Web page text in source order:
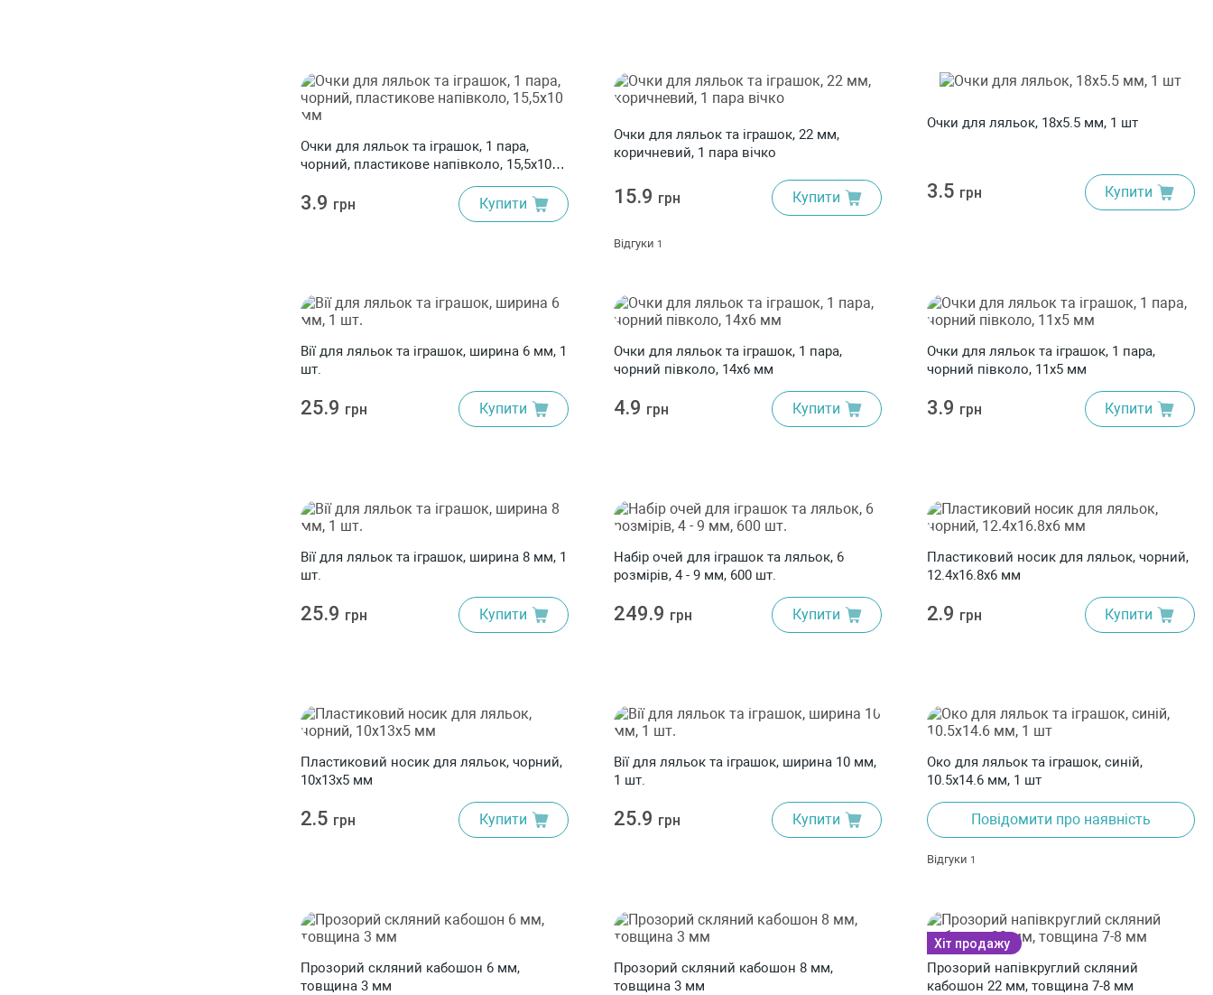
Очки для ляльок та іграшок, 1 пара,
чорний, пластикове напівколо, 15,5x10
3.9 грн Купити
Очки для ляльок та іграшок, 22 мм,
коричневий, 1 пара вічко
15.9 грн Купити
Відгуки 1
Очки для ляльок, 18х5.5 мм, 1 шт
3.5 грн Купити
Вії для ляльок та іграшок, ширина 6 мм, 1
шт.
25.9 грн Купити
Очки для ляльок та іграшок, 1 пара,
чорний півколо, 14x6 мм
4.9 грн Купити
Очки для ляльок та іграшок, 1 пара,
чорний півколо, 11x5 мм
3.9 грн Купити
Вії для ляльок та іграшок, ширина 8 мм, 1
шт.
25.9 грн Купити
Набір очей для іграшок та ляльок, 6
розмірів, 4 - 9 мм, 600 шт.
249.9 грн Купити
Пластиковий носик для ляльок, чорний,
12.4x16.8x6 мм
2.9 грн Купити
Пластиковий носик для ляльок, чорний,
10x13x5 мм
2.5 грн Купити
Вії для ляльок та іграшок, ширина 10 мм,
1 шт.
25.9 грн Купити
Око для ляльок та іграшок, синій,
10.5х14.6 мм, 1 шт
Повідомити про наявність
Відгуки 1
Прозорий скляний кабошон 6 мм,
товщина 3 мм
Прозорий скляний кабошон 8 мм,
товщина 3 мм
Прозорий напівкруглий скляний
кабошон 22 мм, товщина 7-8 мм
Хіт продажу